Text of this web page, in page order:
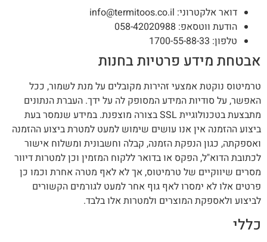
דואר אלקטרוני: info@termitoos.co.il
הודעת ווטסאפ: 058-42020988
טלפון: 1700-55-88-33
אבטחת מידע פרטיות בחנות
טרמיטוס נוקטת אמצעי זהירות מקובלים על מנת לשמור, ככל
האפשר, על סודיות המידע המסופק לה על ידך. העברת הנתונים
מתבצעת בטכנולוגיית SSL בצורה מוצפנת. במידע שנמסר בעת
ביצוע ההזמנה אין אנו עושים שימוש למעט למטרת ביצוע ההזמנה
ואספקתה, כגון הנפקת הזמנה, קבלה וחשבונית ומשלוח אישור
לכתובת הדוא"ל, הפקס או בדואר ללקוח המזמין וכן למטרות דיוור
מסרים שיווקיים של טרמיטוס, אך לא לאף מטרה אחרת וכמו כן
פרטים אלו לא ימסרו לאף גוף אחר למעט לגורמים הקשורים
לביצוע ולאספקת המוצרים ולמטרות אלו בלבד.
כללי